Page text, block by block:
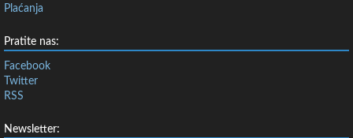
Plaćanja
Pratite nas:
Facebook
Twitter
RSS
Newsletter: